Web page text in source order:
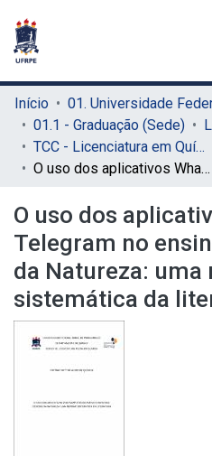
Início
01.1 - Graduação (Sede)
TCC - Licenciatura em Química (Sede)
O uso dos aplicativos Whatsapp e Telegram no ensino das Ciências da Natureza: uma revisão sistemática da literatura
O uso dos
Telegram no
da Natureza: uma
sistemática da